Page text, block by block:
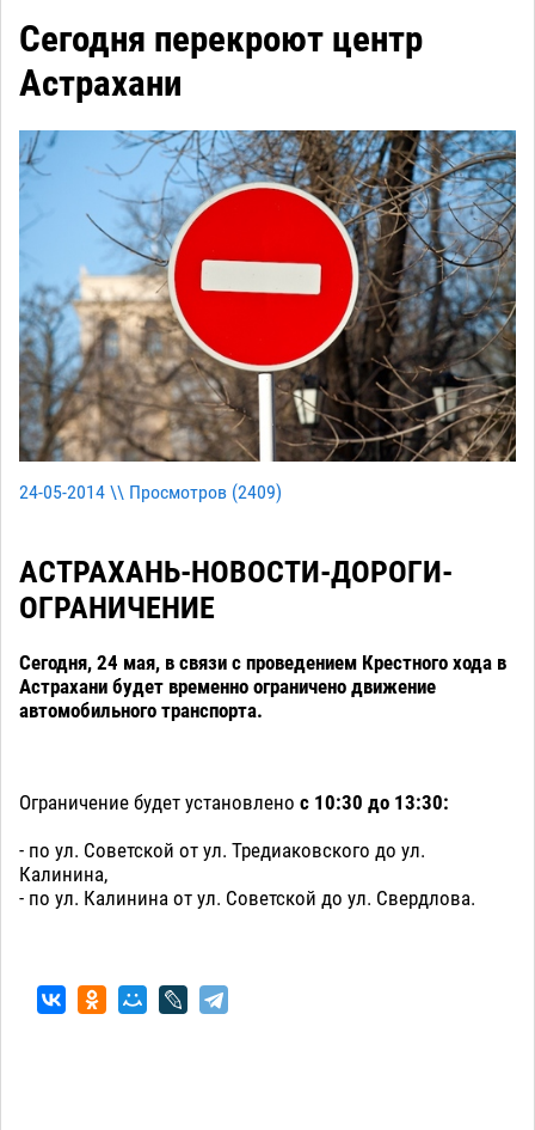
Сегодня перекроют центр
Астрахани
24-05-2014 \\ Просмотров (2409)
АСТРАХАНЬ-НОВОСТИ-ДОРОГИ-
ОГРАНИЧЕНИЕ
Сегодня, 24 мая, в связи с проведением Крестного хода в
Астрахани будет временно ограничено движение
автомобильного транспорта.
Ограничение будет установлено с 10:30 до 13:30:
- по ул. Советской от ул. Тредиаковского до ул.
Калинина,
- по ул. Калинина от ул. Советской до ул. Свердлова.